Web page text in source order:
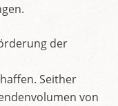
der
Seither
von